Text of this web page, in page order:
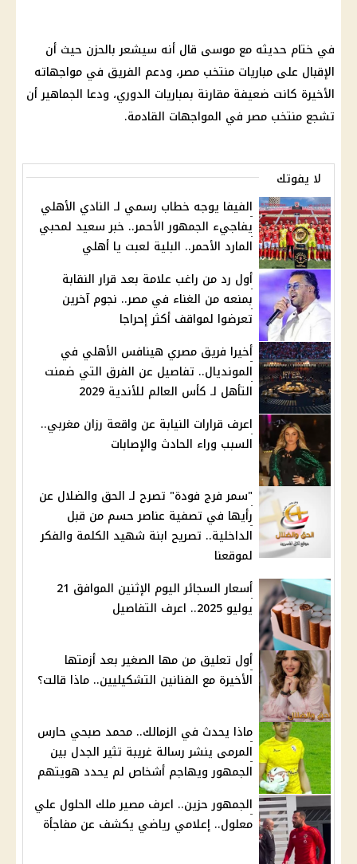
في ختام حديثه مع موسى قال أنه سيشعر بالحزن حيث أن
الإقبال على مباريات منتخب مصر، ودعم الفريق في مواجهاته
الأخيرة كانت ضعيفة مقارنة بمباريات الدوري، ودعا الجماهير أن
تشجعمنتخب مصرفي المواجهات القادمة.
لا يفوتك
الفيفا يوجه خطاب رسمي لـ النادي الأهلي
يفاجيء الجمهور الأحمر.. خبر سعيد لمحبي
المارد الأحمر.. البلية لعبت يا أهلي
أول رد من راغب علامة بعد قرار النقابة
بمنعه من الغناء في مصر.. نجوم آخرين
تعرضوا لمواقف أكثر إحراجا
أخيرا فريق مصري هينافس الأهلي في
المونديال.. تفاصيل عن الفرق التي ضمنت
التأهل لـ كأس العالم للأندية 2029
اعرف قرارات النيابة عن واقعة رزان مغربي..
السبب وراء الحادث والإصابات
"سمر فرج فودة" تصرح لـ الحق والضلال عن
رأيها في تصفية عناصر حسم من قبل
الداخلية.. تصريح ابنة شهيد الكلمة والفكر
لموقعنا
أسعار السجائر اليوم الإثنين الموافق 21
يوليو 2025.. اعرف التفاصيل
أول تعليق من مها الصغير بعد أزمتها
الأخيرة مع الفنانين التشكيليين.. ماذا قالت؟
ماذا يحدث في الزمالك.. محمد صبحي حارس
المرمى ينشر رسالة غريبة تثير الجدل بين
الجمهور ويهاجم أشخاص لم يحدد هويتهم
الجمهور حزين.. اعرف مصير ملك الحلول علي
معلول.. إعلامي رياضي يكشف عن مفاجأة